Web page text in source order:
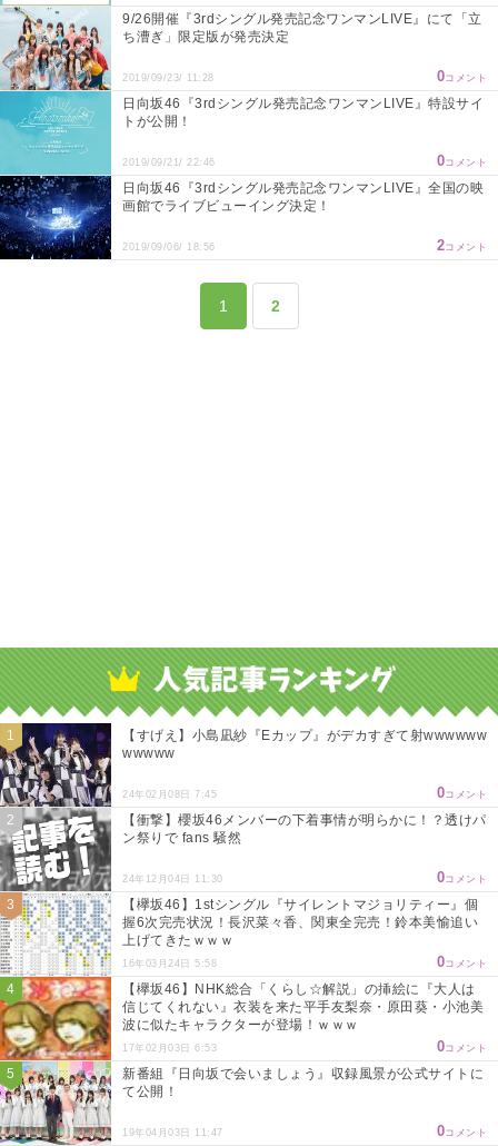
9/26開催『3rdシングル発売記念ワンマンLIVE』にて「立
ち漕ぎ」限定版が発売決定
2019/09/23/ 11:28 0コメント
日向坂46『3rdシングル発売記念ワンマンLIVE』特設サイ
トが公開！
2019/09/21/ 22:46 0コメント
日向坂46『3rdシングル発売記念ワンマンLIVE』全国の映
画館でライブビューイング決定！
2019/09/06/ 18:56 2コメント
1 2
【すげえ】小島凪紗『Eカップ』がデカすぎて射wwwwww
wwwww
24年02月08日 7:45 0コメント
【衝撃】櫻坂46メンバーの下着事情が明らかに！？透けパ
ン祭りで fans 騒然
24年12月04日 11:30 0コメント
【欅坂46】1stシングル『サイレントマジョリティー』個
握6次完売状況！長沢菜々香、関東全完売！鈴本美愉追い
上げてきたｗｗｗ
16年03月24日 5:58 0コメント
【欅坂46】NHK総合「くらし☆解説」の挿絵に『大人は
信じてくれない』衣装を来た平手友梨奈・原田葵・小池美
波に似たキャラクターが登場！ｗｗｗ
17年02月03日 6:53 0コメント
新番組『日向坂で会いましょう』収録風景が公式サイトに
て公開！
19年04月03日 11:47 0コメント